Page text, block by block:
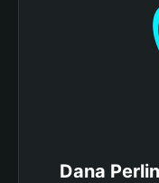
Dana